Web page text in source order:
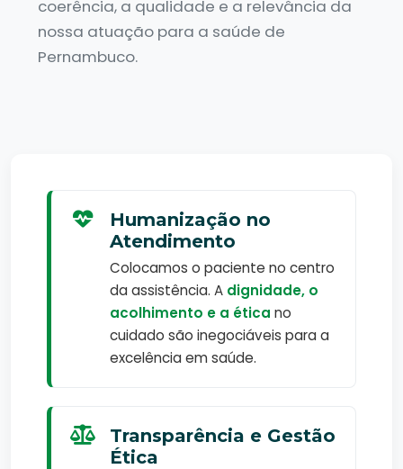
coerência, a qualidade e a relevância da
nossa atuação para a saúde de
Pernambuco.
Humanização no
Atendimento
Colocamos o paciente no centro
da assistência. A dignidade, o
acolhimento e a ética no
cuidado são inegociáveis para a
excelência em saúde.
Transparência e Gestão
Ética